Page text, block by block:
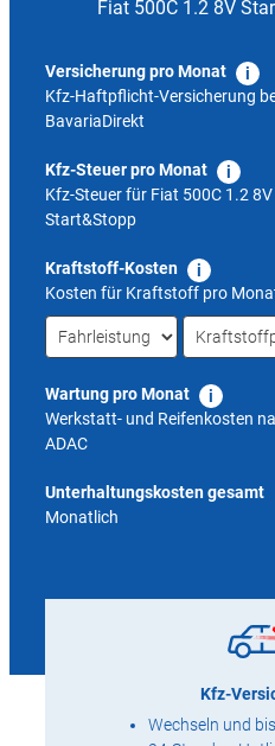
Fiat 500C 1.2 8V
Versicherung pro Monat
Kfz-Haftpflicht-Versicherung
BavariaDirekt
Kfz-Steuer pro Monat
Kfz-Steuer für Fiat 500C 1.2 8V
Start&Stopp
Kraftstoff-Kosten
Kosten für Kraftstoff pro
Wartung pro Monat
Werkstatt- und Reifenkosten
ADAC
Unterhaltungskosten gesamt
Monatlich
Kfz-
Wechseln und